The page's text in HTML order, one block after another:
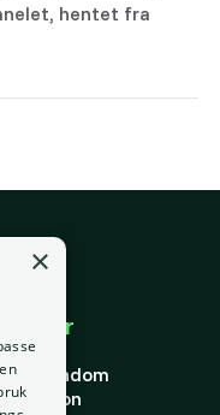
hentet fra
eiendom
person
×